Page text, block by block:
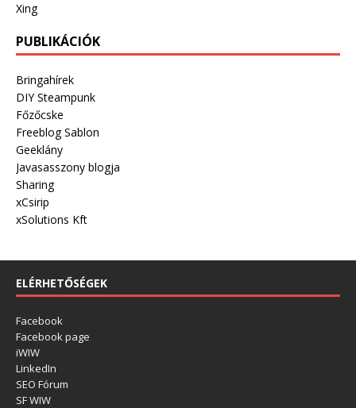
Xing
PUBLIKÁCIÓK
Bringahírek
DIY Steampunk
Főzőcske
Freeblog Sablon
Geeklány
Javasasszony blogja
Sharing
xCsirip
xSolutions Kft
ELÉRHETŐSÉGEK
Facebook
Facebook page
iWIW
LinkedIn
SEO Fórum
SF WIW